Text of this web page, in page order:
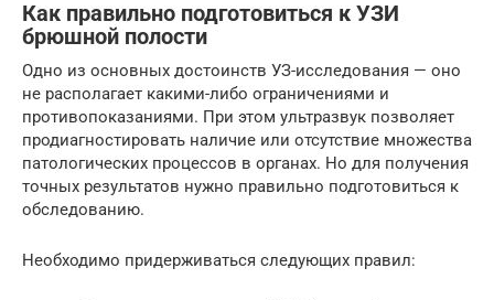
Как правильно подготовиться к УЗИ
брюшной полости
Одно из основных достоинств УЗ-исследования — оно
не располагает какими-либо ограничениями и
противопоказаниями. При этом ультразвук позволяет
продиагностировать наличие или отсутствие множества
патологических процессов в органах. Но для получения
точных результатов нужно правильно подготовиться к
обследованию.
Необходимо придерживаться следующих правил: